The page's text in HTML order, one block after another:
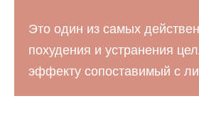
Это один из самых
похудения и устранения
эффекту сопоставимый с